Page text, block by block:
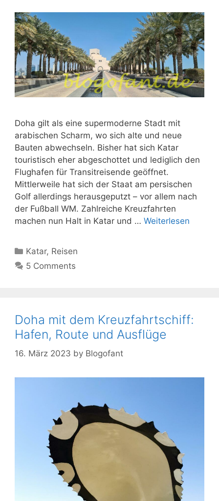
Doha gilt als eine supermoderne Stadt mit
arabischen Scharm, wo sich alte und neue
Bauten abwechseln. Bisher hat sich Katar
touristisch eher abgeschottet und lediglich den
Flughafen für Transitreisende geöffnet.
Mittlerweile hat sich der Staat am persischen
Golf allerdings herausgeputzt – vor allem nach
der Fußball WM. Zahlreiche Kreuzfahrten
machen nun Halt in Katar und … Weiterlesen
Kategorien
Katar, Reisen
5 Comments
Doha mit dem Kreuzfahrtschiff:
Hafen, Route und Ausflüge
16. März 2023 by Blogofant